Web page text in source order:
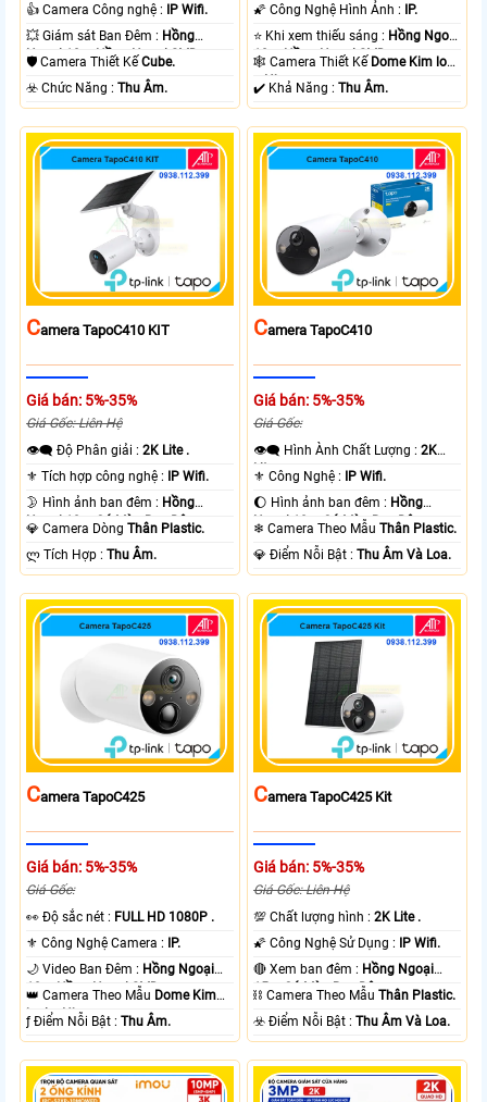
👍 Camera Công nghệ : IP Wifi.
💥 Giám sát Ban Đêm : Hồng
Ngoại 10m Hồng Ngoại SMD.
🛡 Camera Thiết KếCube.
️☣️ Chức Năng :Thu Âm.
🌠 Công Nghệ Hình Ảnh : IP.
⭐ Khi xem thiếu sáng : Hồng Ngoại
10m Hồng Ngoại SMD.
🕸️ Camera Thiết Kế Dome Kim loại
+ Nhựa.
️✔️ Khả Năng :Thu Âm.
CAmera TapoC410 KIT
Giá bán: 5%-35%
Giá Gốc: Liên Hệ
👁️‍🗨 Độ Phân giải :2K Lite .
⚜️ Tích hợp công nghệ : IP Wifi.
🌛 Hình ảnh ban đêm : Hồng
Ngoại 10m Có Màu Ban Ðêm.
💎 Camera DòngThân Plastic.
️ლ Tích Hợp :Thu Âm.
CAmera TapoC410
Giá bán: 5%-35%
Giá Gốc:
👁️‍🗨 Hình Ành Chất Lượng :2K
Lite .
⚜️ Công Nghệ : IP Wifi.
🌔 Hình ảnh ban đêm : Hồng
Ngoại 10m Có Màu Ban Ðêm.
❄ Camera Theo MẫuThân Plastic.
️💎 Điểm Nỗi Bật :Thu Âm Và Loa.
CAmera TapoC425
Giá bán: 5%-35%
Giá Gốc:
️👀 Độ sắc nét : FULL HD 1080P .
⚜️ Công Nghệ Camera : IP.
🌙 Video Ban Đêm : Hồng Ngoại
10m Hồng Ngoại SMD.
👑 Camera Theo Mẫu Dome Kim
loại + Nhựa.
️ƒ Điểm Nỗi Bật :Thu Âm.
CAmera TapoC425 Kit
Giá bán: 5%-35%
Giá Gốc: Liên Hệ
💯 Chất lượng hình :2K Lite .
🌠 Công Nghệ Sử Dụng : IP Wifi.
🔴 Xem ban đêm : Hồng Ngoại
15m Có Màu Ban Ðêm.
⛓ Camera Theo MẫuThân Plastic.
️☣️ Điểm Nỗi Bật :Thu Âm Và Loa.